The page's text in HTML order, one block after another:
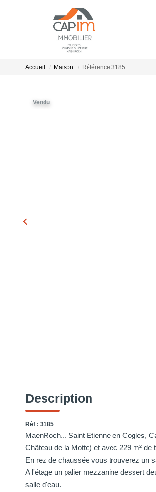
Accueil Maison Référence 3185
Vendu
Description
Réf : 3185
MaenRoch... Saint Etienne en Cogles,
Château de la Motte) et avec 229 m² de
En rez de chaussée vous trouverez un
A l'étage un palier mezzanine dessert
salle d'eau.